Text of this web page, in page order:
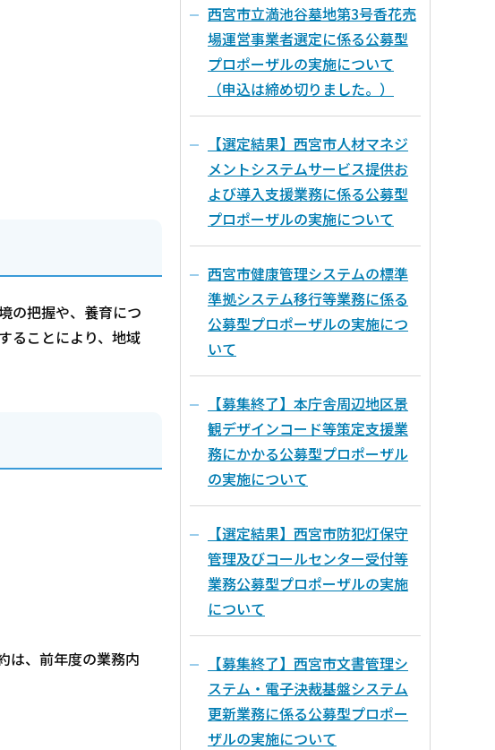
の把握や、養育につ
ることにより、地域
は、前年度の業務内
西宮市立満池谷墓地第3号香花売
場運営事業者選定に係る公募型
プロポーザルの実施について
（申込は締め切りました。）
【選定結果】西宮市人材マネジ
メントシステムサービス提供お
よび導入支援業務に係る公募型
プロポーザルの実施について
西宮市健康管理システムの標準
準拠システム移行等業務に係る
公募型プロポーザルの実施につ
いて
【募集終了】本庁舎周辺地区景
観デザインコード等策定支援業
務にかかる公募型プロポーザル
の実施について
【選定結果】西宮市防犯灯保守
管理及びコールセンター受付等
業務公募型プロポーザルの実施
について
【募集終了】西宮市文書管理シ
ステム・電子決裁基盤システム
更新業務に係る公募型プロポー
ザルの実施について